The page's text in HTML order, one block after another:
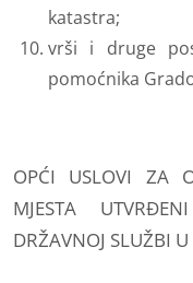
katastra;
vrši i druge
pomoćnika
OPĆI USLOVI ZA
MJESTA
DRŽAVNOJ SLUŽBI U